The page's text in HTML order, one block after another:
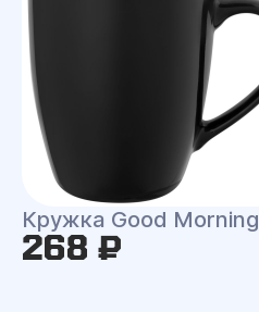
Кружка Good Morning
268 ₽